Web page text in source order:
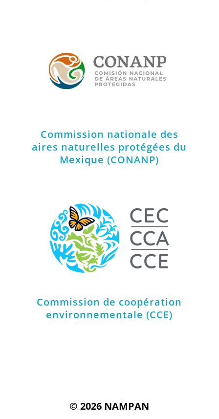
Commission nationale des
aires naturelles protégées du
Mexique (CONANP)
Commission de coopération
environnementale (CCE)
© 2026 NAMPAN